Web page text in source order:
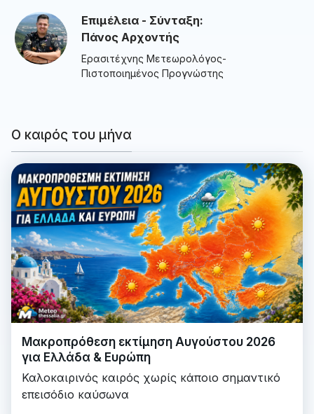
Επιμέλεια - Σύνταξη:
Πάνος Αρχοντής
Ερασιτέχνης Μετεωρολόγος-
Πιστοποιημένος Προγνώστης
Ο καιρός του μήνα
Μακροπρόθεση εκτίμηση Αυγούστου 2026
για Ελλάδα & Ευρώπη
Καλοκαιρινός καιρός χωρίς κάποιο σημαντικό
επεισόδιο καύσωνα